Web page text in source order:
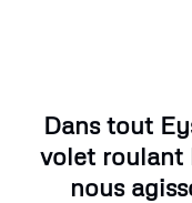
Dans tout
volet roulant
nous